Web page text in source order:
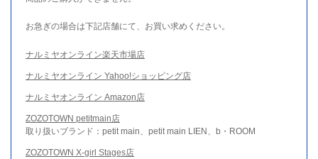
お急ぎの場合は下記店舗にて、お買い求めください。
ナルミヤオンライン楽天市場店
ナルミヤオンライン Yahoo!ショッピング店
ナルミヤオンライン Amazon店
ZOZOTOWN petitmain店
取り扱いブランド：petit main、petit main LIEN、b・ROOM
ZOZOTOWN X-girl Stages店